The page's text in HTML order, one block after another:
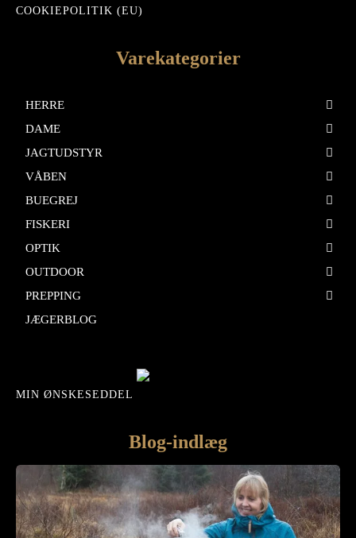
COOKIEPOLITIK (EU)
Varekategorier
HERRE
DAME
JAGTUDSTYR
VÅBEN
BUEGREJ
FISKERI
OPTIK
OUTDOOR
PREPPING
JÆGERBLOG
MIN ØNSKESEDDEL
Blog-indlæg